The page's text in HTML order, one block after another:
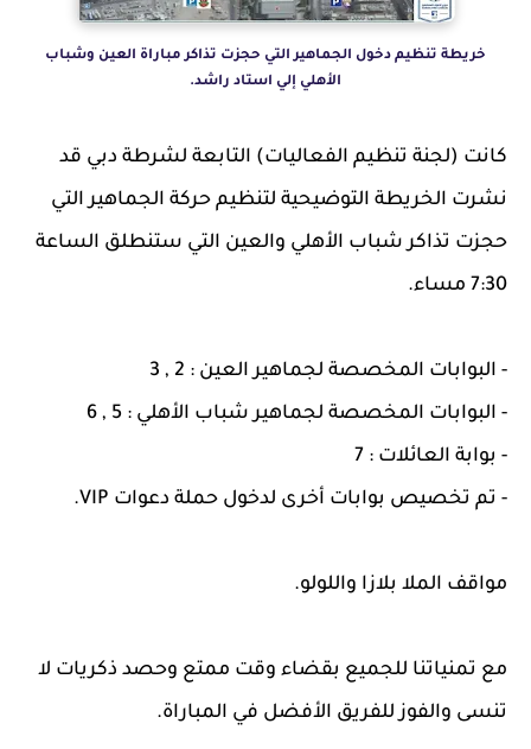
خريطة تنظيم دخول الجماهير التي حجزت تذاكر مباراة العين وشباب
الأهلي إلي استاد راشد.
كانت (لجنة تنظيم الفعاليات) التابعة لشرطة دبي قد
نشرت الخريطة التوضيحية لتنظيم حركة الجماهير التي
حجزت تذاكر شباب الأهلي والعين التي ستنطلق الساعة
7:30 مساء.
- البوابات المخصصة لجماهير العين : 2 , 3
- البوابات المخصصة لجماهير شباب الأهلي : 5 , 6
- بوابة العائلات : 7
- تم تخصيص بوابات أخرى لدخول حملة دعوات VIP.
مواقف الملا بلازا واللولو.
مع تمنياتنا للجميع بقضاء وقت ممتع وحصد ذكريات لا
تنسى والفوز للفريق الأفضل في المباراة.